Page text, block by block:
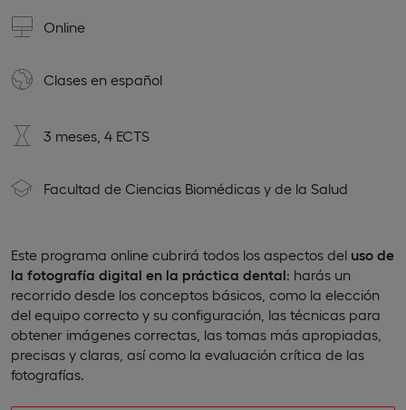
Online
Clases en español
3 meses, 4 ECTS
Facultad de Ciencias Biomédicas y de la Salud
Este programa online cubrirá todos los aspectos del uso de
la fotografía digital en la práctica dental: harás un
recorrido desde los conceptos básicos, como la elección
del equipo correcto y su configuración, las técnicas para
obtener imágenes correctas, las tomas más apropiadas,
precisas y claras, así como la evaluación crítica de las
fotografías.